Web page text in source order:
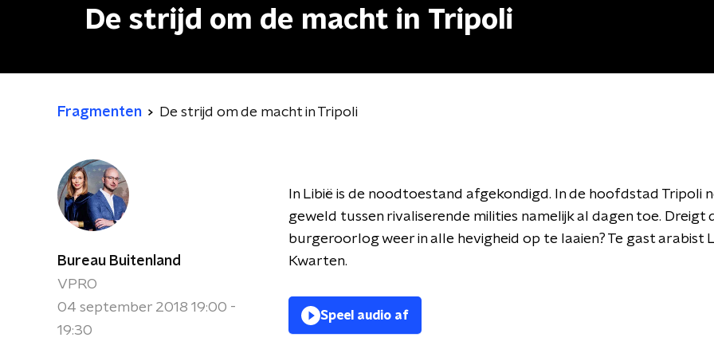
De strijd om de macht in Tripoli
Fragmenten De strijd om de macht in Tripoli
Bureau Buitenland
VPRO
04 september 2018 19:00 -
19:30
In Libië is de noodtoestand afgekondigd. In de hoofdstad Tripoli
geweld tussen rivaliserende milities namelijk al dagen toe. Dreigt
burgeroorlog weer in alle hevigheid op te laaien? Te gast arabist
Kwarten.
Speel audio af